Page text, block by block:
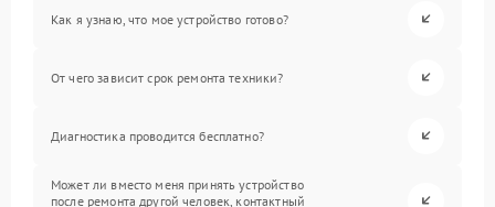
Как я узнаю, что мое устройство готово?
От чего зависит срок ремонта техники?
Диагностика проводится бесплатно?
Может ли вместо меня принять устройство
после ремонта другой человек, контактный